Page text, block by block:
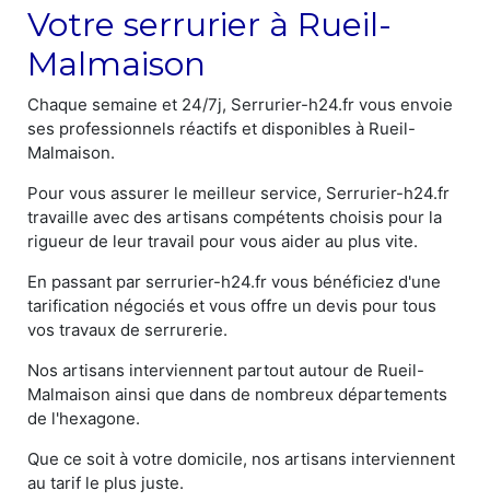
Votre serrurier à Rueil-
Malmaison
Chaque semaine et 24/7j, Serrurier-h24.fr vous envoie
ses professionnels réactifs et disponibles à Rueil-
Malmaison.
Pour vous assurer le meilleur service, Serrurier-h24.fr
travaille avec des artisans compétents choisis pour la
rigueur de leur travail pour vous aider au plus vite.
En passant par serrurier-h24.fr vous bénéficiez d'une
tarification négociés et vous offre un devis pour tous
vos travaux de serrurerie.
Nos artisans interviennent partout autour de Rueil-
Malmaison ainsi que dans de nombreux départements
de l'hexagone.
Que ce soit à votre domicile, nos artisans interviennent
au tarif le plus juste.